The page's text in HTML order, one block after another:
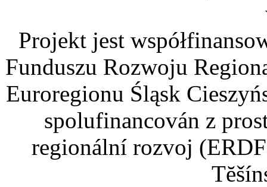
Projekt jest
Funduszu Rozwoju
Euroregionu Śląsk
spolufinancován z
regionální rozvoj